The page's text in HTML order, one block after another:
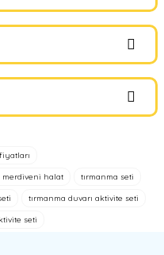
siz yapın!
ve diğer
öneri formunu kullanarak
merdiveni halat tırmanma seti
tırmanma duvarı aktivite seti
seti